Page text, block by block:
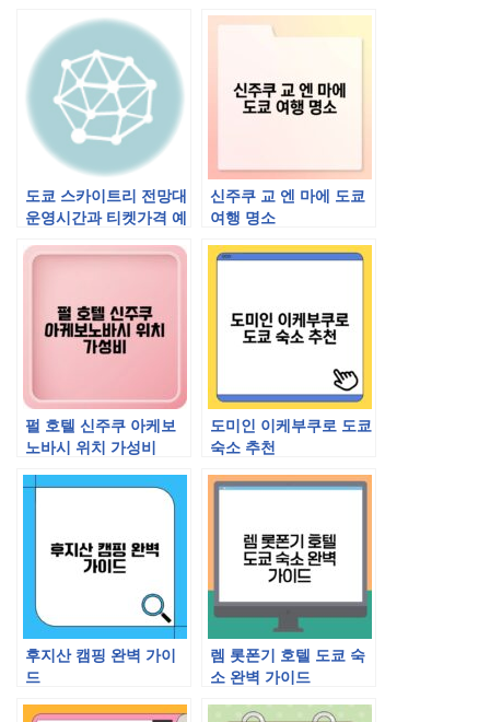
도쿄 스카이트리 전망대
운영시간과 티켓가격 예
신주쿠 교 엔 마에 도쿄
여행 명소
펄 호텔 신주쿠 아케보
노바시 위치 가성비
도미인 이케부쿠로 도쿄
숙소 추천
후지산 캠핑 완벽 가이
드
렘 롯폰기 호텔 도쿄 숙
소 완벽 가이드